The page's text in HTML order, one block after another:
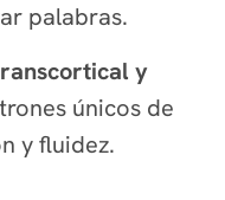
palabras.
y
únicos de
y fluidez.